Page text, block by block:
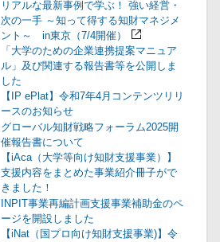
リアルな最新事例で学ぶ！ 強い経営・
次の一手 ～知って得する知財マネジメ
ント～ in東京（7/4開催）
「大学のための企業連携提案マニュア
ル」及び関連する報告書等を公開しま
した
【IP ePlat】令和7年4月コンテンツリリ
ースのお知らせ
グローバル知財戦略フォーラム2025開
催報告書について
【iAca（大学等向け知財支援事業）】
支援内容をまとめた事業紹介冊子がで
きました！
INPIT事業再編計画支援事業補助金のペ
ージを開設しました
【iNat（国プロ向け知財支援事業)】令